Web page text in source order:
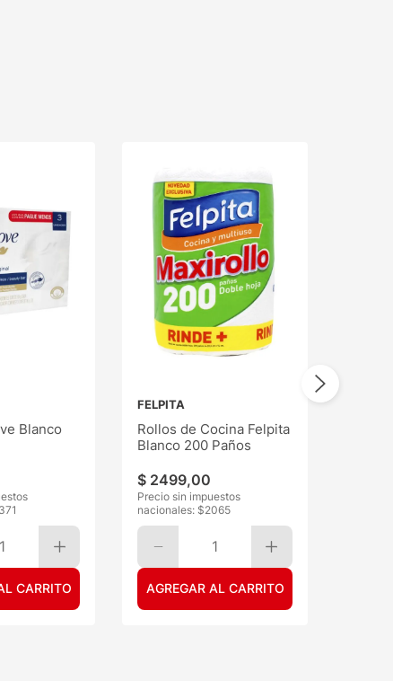
Blanco
1
CARRITO
FELPITA
Rollos de Cocina Felpita
Blanco 200 Paños
$ 2499,00
Precio sin impuestos
nacionales: $2065
1
AGREGAR AL CARRITO